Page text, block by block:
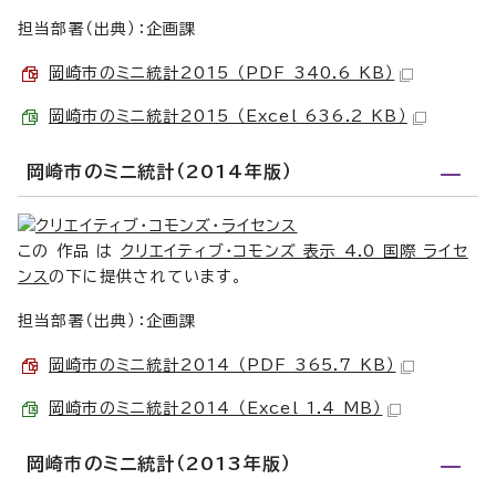
担当部署（出典）：企画課
岡崎市のミニ統計2015 （PDF 340.6 KB）
岡崎市のミニ統計2015 （Excel 636.2 KB）
岡崎市のミニ統計（2014年版）
この 作品 は クリエイティブ・コモンズ 表示 4.0 国際 ライセ
ンスの下に提供されています。
担当部署（出典）：企画課
岡崎市のミニ統計2014 （PDF 365.7 KB）
岡崎市のミニ統計2014 （Excel 1.4 MB）
岡崎市のミニ統計（2013年版）